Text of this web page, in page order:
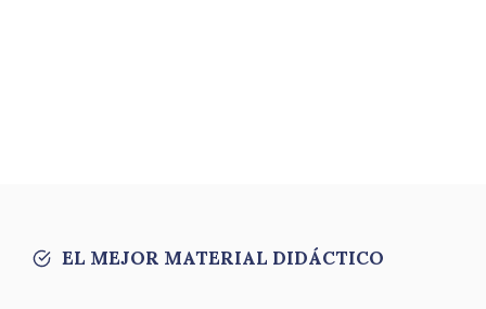
EL MEJOR MATERIAL DIDÁCTICO